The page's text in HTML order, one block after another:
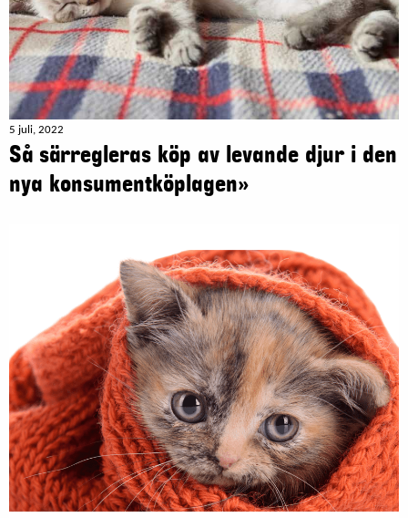
5 juli, 2022
Så särregleras köp av levande djur i den
nya konsumentköplagen»